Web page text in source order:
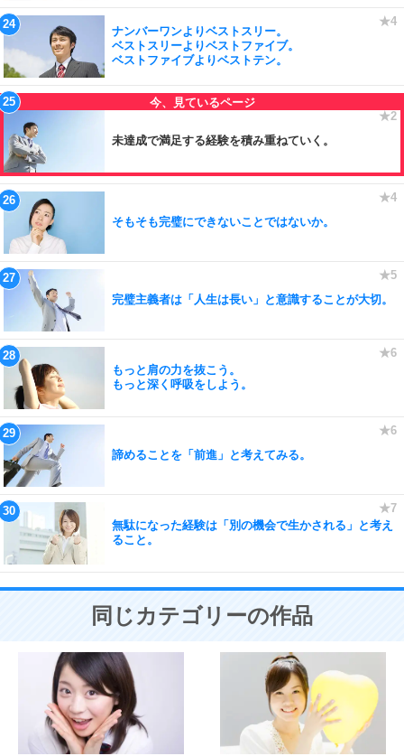
ナンバーワンよりベストスリー。
ベストスリーよりベストファイブ。
ベストファイブよりベストテン。
未達成で満足する経験を積み重ねていく。
そもそも完璧にできないことではないか。
完璧主義者は「人生は長い」と意識することが大切。
もっと肩の力を抜こう。
もっと深く呼吸をしよう。
諦めることを「前進」と考えてみる。
無駄になった経験は「別の機会で生かされる」と考え
ること。
同じカテゴリーの作品